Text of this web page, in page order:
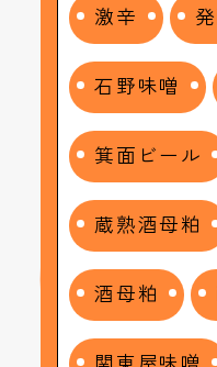
激辛
石野味噌
箕面ビール
蔵熟酒母粕
酒母粕